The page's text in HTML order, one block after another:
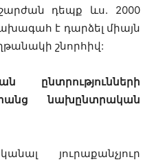
դեպք ևս. 2000
է դարձել միայն
շնորհիվ:
ընտրությունների
նախընտրական
յուրաքանչյուր